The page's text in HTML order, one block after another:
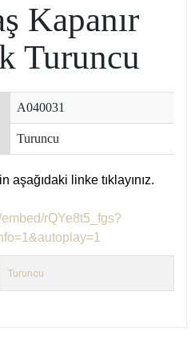
Kapanır
Turuncu
A040031
Turuncu
linke tıklayınız.
rQYe8t5_fgs?
Turuncu